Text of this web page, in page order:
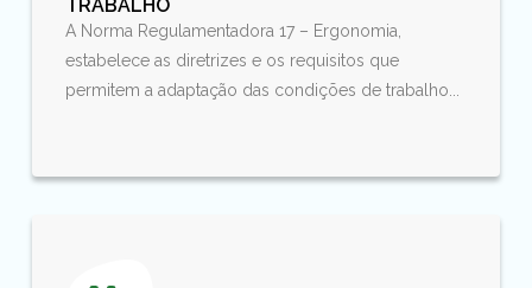
TRABALHO
A Norma Regulamentadora 17 – Ergonomia,
estabelece as diretrizes e os requisitos que
permitem a adaptação das condições de trabalho...